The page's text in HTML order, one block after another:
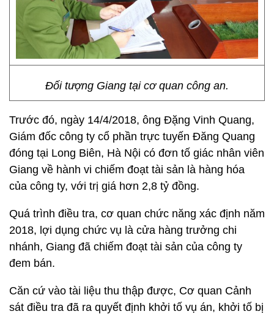
Đối tượng Giang tại cơ quan công an.
Trước đó, ngày 14/4/2018, ông Đặng Vinh Quang,
Giám đốc công ty cổ phần trực tuyến Đăng Quang
đóng tại Long Biên, Hà Nội có đơn tố giác nhân viên
Giang về hành vi chiếm đoạt tài sản là hàng hóa
của công ty, với trị giá hơn 2,8 tỷ đồng.
Quá trình điều tra, cơ quan chức năng xác định năm
2018, lợi dụng chức vụ là cửa hàng trưởng chi
nhánh, Giang đã chiếm đoạt tài sản của công ty
đem bán.
Căn cứ vào tài liệu thu thập được, Cơ quan Cảnh
sát điều tra đã ra quyết định khởi tố vụ án, khởi tố bị